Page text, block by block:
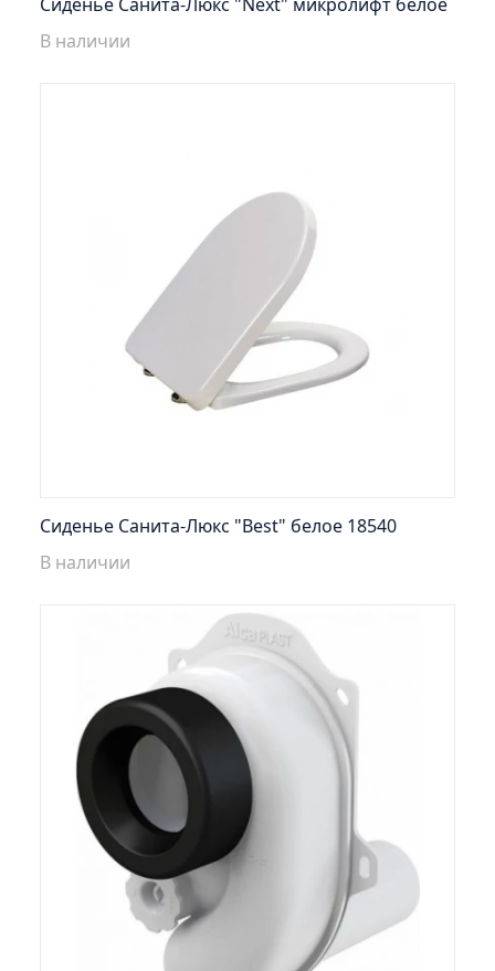
Шкаф зеркальный Стиль 75 правый
Шкаф зеркальный Турин 65 правый
Шкаф зеркальный Эко 52 б/света лиственница
Шкаф зеркальный Эко 60 б/света железный
Шкаф зеркальный Эко 60 б/света лиственница
Шкаф зеркальный Эко 60 б/света серый бетон
Шкаф навесной Кредо 30 универсальный
Шкаф навесной Кредо 40 универсальный
Шкаф навесной Парма 40 1дверь/1ящ
Шкаф навесной Парма 60 2двери/1ящик
Умывальник COMO 50 (Cersanit) Misty
Умывальник COMO 60 (Cersanit) Misty
Умывальник COMO 70 (Cersanit) Continent
Умывальник COMO 70 (Cersanit) Misty
Умывальник EVVA 70 DM Misty
Умывальник MARKO 8/400 (стелла) Misty
Умывальник MODUO 50 Slim (Cersanit) Misty
Умывальник MODUO 80 (Cersanit) Misty
В наличии
Сиденье Санита-Люкс "Best" белое 18540
В наличии